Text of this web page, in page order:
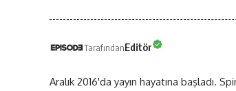
TarafındanEditör
Aralık 2016'da yayın hayatına başladı.